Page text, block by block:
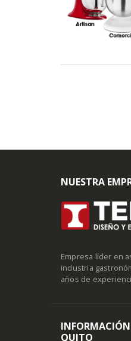
NUESTRA
Empresa líder en
industria
años de
QUITO